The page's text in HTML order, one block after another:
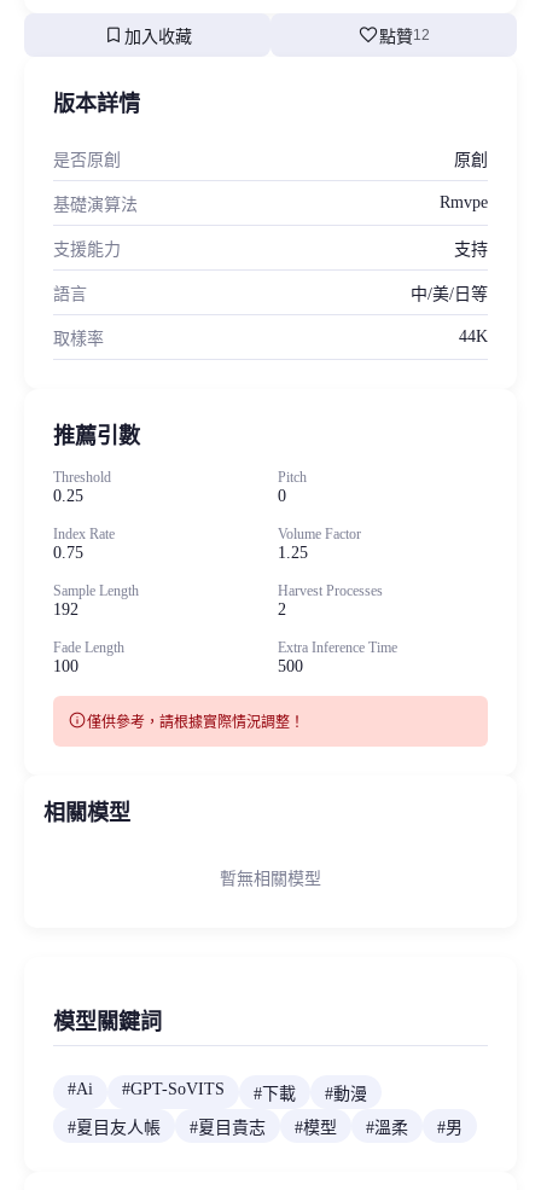
bookmark 加入收藏 favorite點贊12
版本詳情
是否原創 原創
基礎演算法 Rmvpe
支援能力 支持
語言 中/美/日等
取樣率 44K
推薦引數
Threshold
0.25
Pitch
0
Index Rate
0.75
Volume Factor
1.25
Sample Length
192
Harvest Processes
2
Fade Length
100
Extra Inference Time
500
info僅供參考，請根據實際情況調整！
相關模型
暫無相關模型
模型關鍵詞
#Ai #GPT-SoVITS # 下載 #動漫
#夏目友人帳 #夏目貴志 #模型 #溫柔 #男